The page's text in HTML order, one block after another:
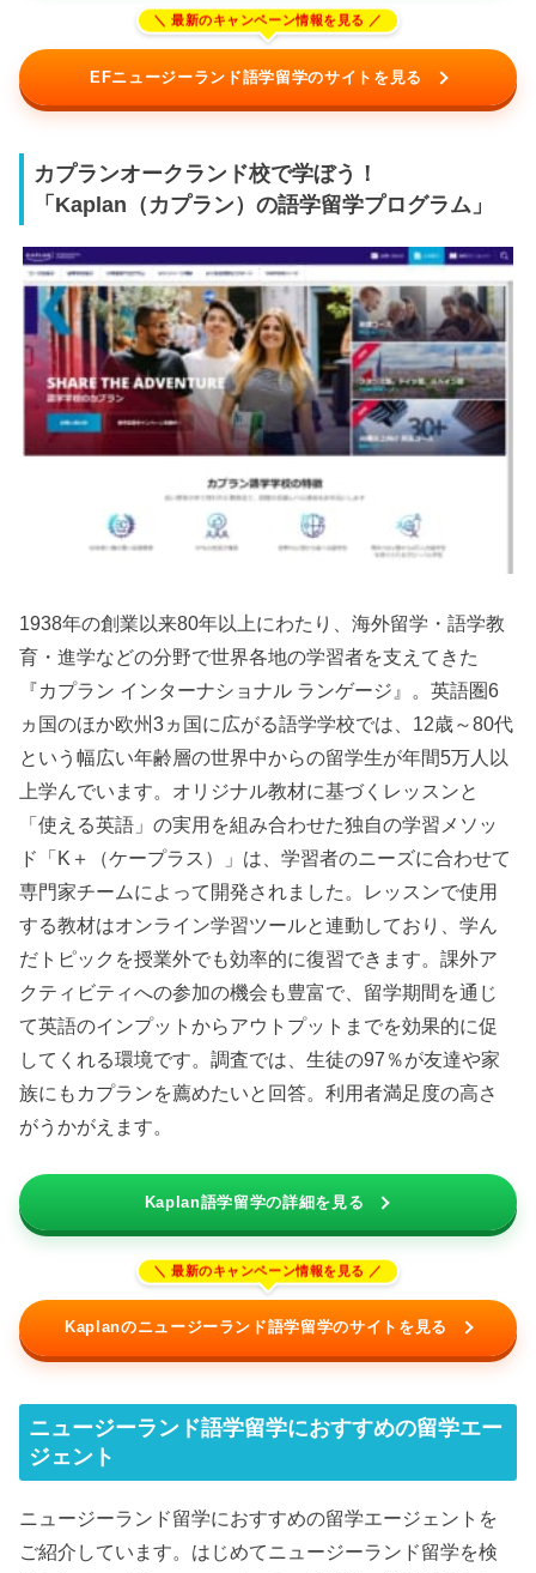
EFニュージーランド語学留学のサイトを見る
カプランオークランド校で学ぼう！
「Kaplan（カプラン）の語学留学プログラム」
1938年の創業以来80年以上にわたり、海外留学・語学教
育・進学などの分野で世界各地の学習者を支えてきた
『カプラン インターナショナル ランゲージ』。英語圏6
ヵ国のほか欧州3ヵ国に広がる語学学校では、12歳～80代
という幅広い年齢層の世界中からの留学生が年間5万人以
上学んでいます。オリジナル教材に基づくレッスンと
「使える英語」の実用を組み合わせた独自の学習メソッ
ド「K＋（ケープラス）」は、学習者のニーズに合わせて
専門家チームによって開発されました。レッスンで使用
する教材はオンライン学習ツールと連動しており、学ん
だトピックを授業外でも効率的に復習できます。課外ア
クティビティへの参加の機会も豊富で、留学期間を通じ
て英語のインプットからアウトプットまでを効果的に促
してくれる環境です。調査では、生徒の97％が友達や家
族にもカプランを薦めたいと回答。利用者満足度の高さ
がうかがえます。
Kaplan語学留学の詳細を見る
Kaplanのニュージーランド語学留学のサイトを見る
ニュージーランド語学留学におすすめの留学エー
ジェント
ニュージーランド留学におすすめの留学エージェントを
ご紹介しています。はじめてニュージーランド留学を検